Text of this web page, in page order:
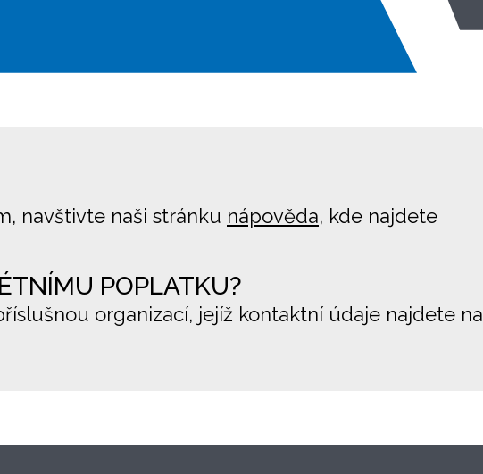
navštivte naši stránku nápověda, kde najdete
POPLATKU?
organizací, jejíž kontaktní údaje najdete na